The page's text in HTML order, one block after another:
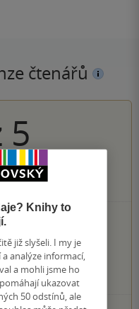
čtenářů
5
Knihy to
již slyšeli. I my je
analýze informací,
a mohli jsme ho
ukazovat
50 odstínů, ale